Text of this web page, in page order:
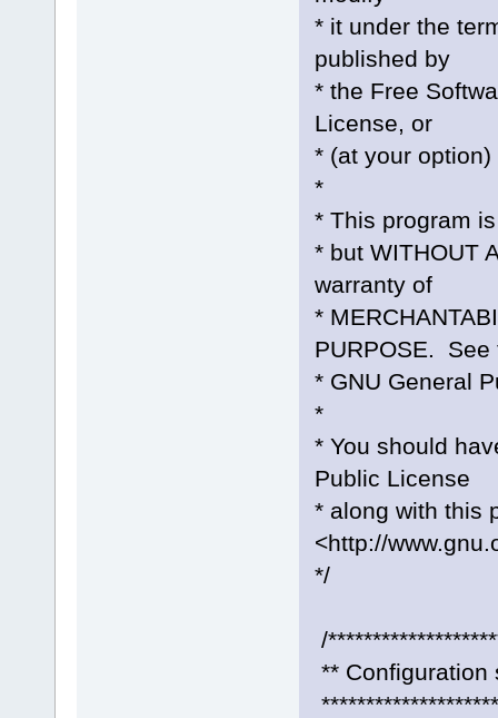
* it under the
published by
* the Free
License, or
* (at your
*
* This program
* but WITHOUT
warranty of
*
PURPOSE. See
* GNU General
*
* You should
Public License
* along with this
<http://
*/
/
** Configuration